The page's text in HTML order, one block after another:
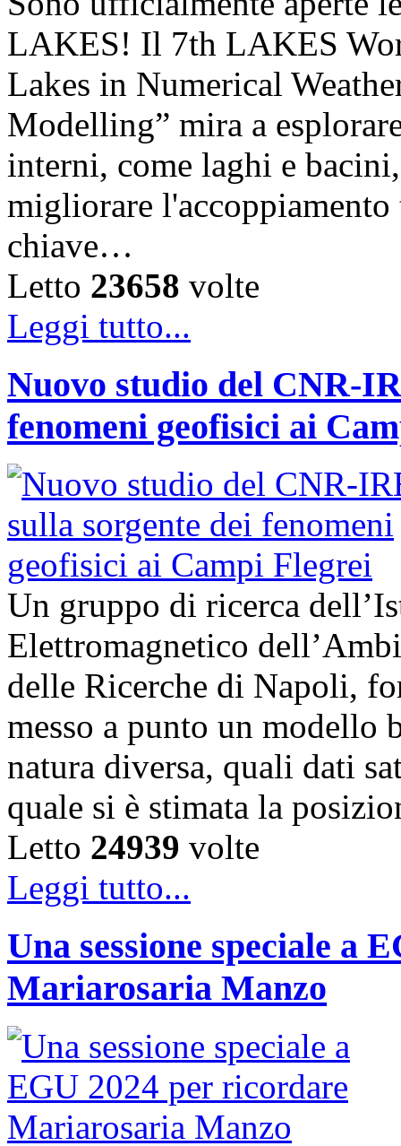
LAKES! Il 7th LAKES
Lakes in Numerical
Modelling” mira a
interni, come laghi e
migliorare l'accoppiamento
chiave…
Letto 23658 volte
Leggi tutto...
Nuovo studio del CNR-
fenomeni geofisici ai
Un gruppo di ricerca
Elettromagnetico
delle Ricerche di Napoli,
messo a punto un modello
natura diversa, quali dati
quale si è stimata la
Letto 24939 volte
Leggi tutto...
Una sessione speciale a
Mariarosaria Manzo